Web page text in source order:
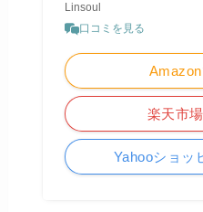
Linsoul
口コミを見る
楽天市
Yahooショッ